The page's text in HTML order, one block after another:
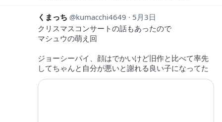
くまっち kumacchi4649
5月3日
クリスマスコンサートの話もあったので
マシュウの萌え回
ジョーシーパイ、顔はでかいけど旧作と比べて率先
してちゃんと自分が悪いと謝れる良い子になってた